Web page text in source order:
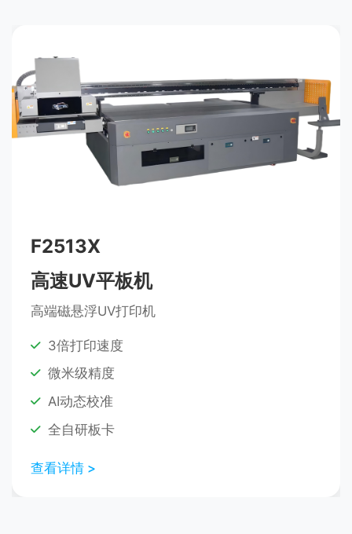
F2513X
高速UV平板机
高端磁悬浮UV打印机
3倍打印速度
微米级精度
AI动态校准
全自研板卡
查看详情 >